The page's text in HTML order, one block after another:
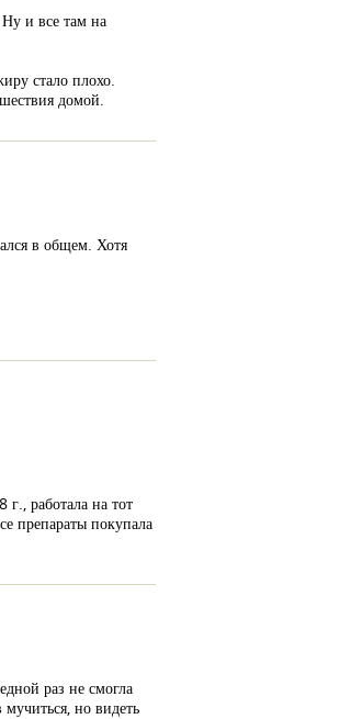
и все там на
стало плохо.
домой.
в общем. Хотя
работала на тот
препараты покупала
раз не смогла
но видеть